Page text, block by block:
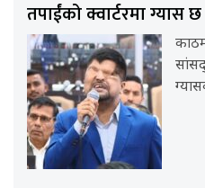
तपाईंको क्वार्टरमा ग्यास